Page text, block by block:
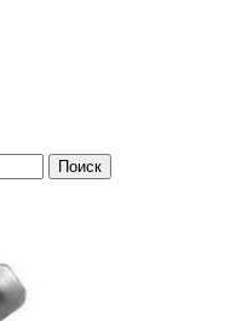
Поиск